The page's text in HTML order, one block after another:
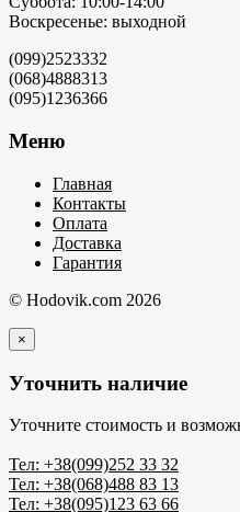
Воскресенье: выходной
(099)2523332
(068)4888313
(095)1236366
Меню
Главная
Контакты
Оплата
Доставка
Гарантия
© Hodovik.com 2026
×
Уточнить наличие
Уточните стоимость и
Тел: +38(099)252 33 32
Тел: +38(068)488 83 13
Тел: +38(095)123 63 66